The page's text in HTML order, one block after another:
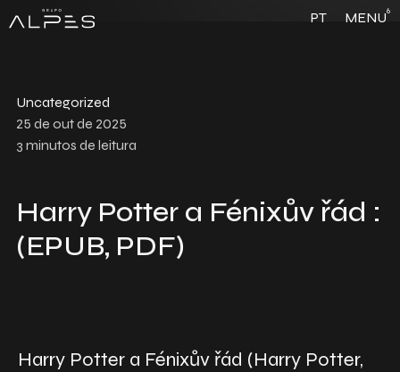
PT MENU6
Uncategorized
25 de out de 2025
3 minutos de leitura
Harry Potter a Fénixův řád :
(EPUB, PDF)
Harry Potter a Fénixův řád (Harry Potter,